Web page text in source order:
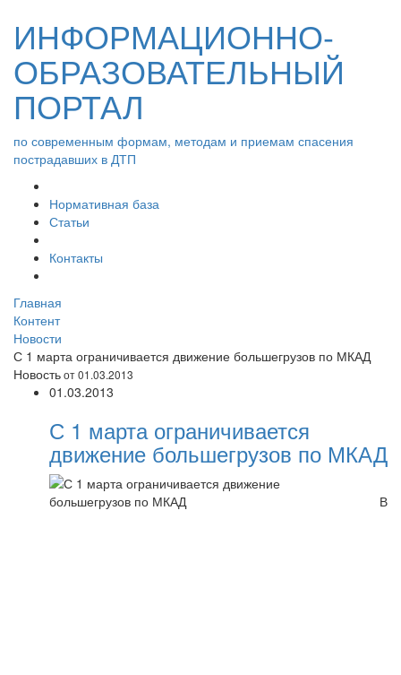
ИНФОРМАЦИОННО-
ОБРАЗОВАТЕЛЬНЫЙ
ПОРТАЛ
по современным формам, методам и приемам спасения
пострадавших в ДТП
Нормативная база
Статьи
Контакты
Главная
Контент
Новости
С 1 марта ограничивается движение большегрузов по МКАД
Новостьот 01.03.2013
01.03.2013
С 1 марта ограничивается
движение большегрузов по МКАД
В